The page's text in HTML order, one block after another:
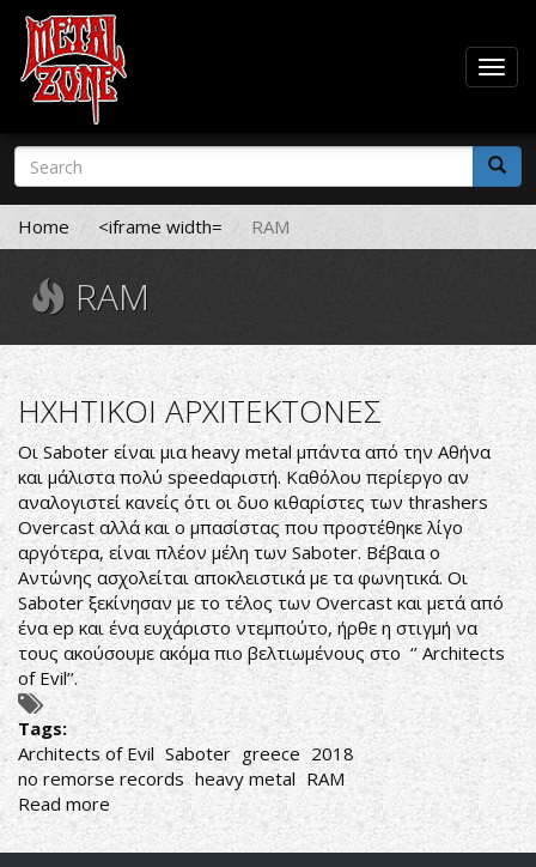
Skip
main
content
Search
form
Search
Home <iframe width= RAM
RAM
ΗΧΗΤΙΚΟΙ ΑΡΧΙΤΕΚΤΟΝΕΣ
Οι Saboter είναι μια heavy metal μπάντα από την Αθήνα
και μάλιστα πολύ speedαριστή. Καθόλου περίεργο αν
αναλογιστεί κανείς ότι οι δυο κιθαρίστες των thrashers
Overcast αλλά και ο μπασίστας που προστέθηκε λίγο
αργότερα, είναι πλέον μέλη των Saboter. Βέβαια ο
Αντώνης ασχολείται αποκλειστικά με τα φωνητικά. Οι
Saboter ξεκίνησαν με το τέλος των Overcast και μετά από
ένα ep και ένα ευχάριστο ντεμπούτο, ήρθε η στιγμή να
τους ακούσουμε ακόμα πιο βελτιωμένους στο ‘’ Architects
of Evil’’.
Tags:
Architects of Evil Saboter greece 2018
no remorse records heavy metal RAM
Read more about
ΗΧΗΤΙΚΟΙ
ΑΡΧΙΤΕΚΤΟΝΕΣ